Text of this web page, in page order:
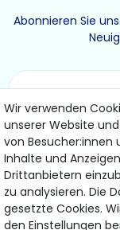
Abonnieren Sie
Hiermit bestätige
Meine Einwilligung
Wir verwenden
unserer Website
von Besucher:innen
Inhalte und
Drittanbietern
zu analysieren. Die
gesetzte Cookies.
den Einstellungen